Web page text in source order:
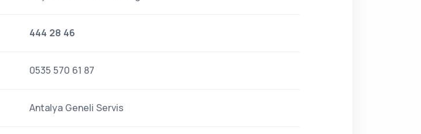
444 28 46
0535 570 61 87
Antalya Geneli Servis